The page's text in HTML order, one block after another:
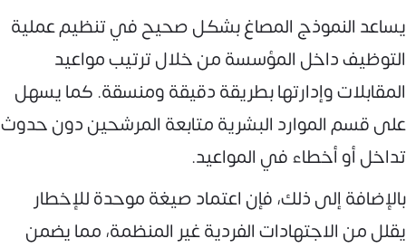
يساعد النموذج المصاغ بشكل صحيح في تنظيم عملية
التوظيف داخل المؤسسة من خلال ترتيب مواعيد
المقابلات وإدارتها بطريقة دقيقة ومنسقة. كما يسهل
على قسم الموارد البشرية متابعة المرشحين دون حدوث
تداخل أو أخطاء في المواعيد.
بالإضافة إلى ذلك، فإن اعتماد صيغة موحدة للإخطار
يقلل من الاجتهادات الفردية غير المنظمة، مما يضمن